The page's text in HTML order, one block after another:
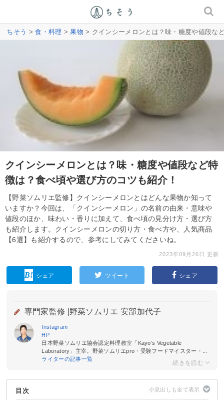
ちそう >食・料理 >果物 > クインシーメロンとは？味・糖度や値段な
クインシーメロンとは？味・糖度や値段など特
徴は？食べ頃や選び方のコツも紹介！
【野菜ソムリエ監修】クインシーメロンとはどんな果物か知って
いますか？今回は、「クインシーメロン」の名前の由来・意味や
値段のほか、味わい・香りに加えて、食べ頃の見分け方・選び方
も紹介します。クインシーメロンの切り方・食べ方や、人気商品
【6選】も紹介するので、参考にしてみてくださいね。
2023年09月26日 更新
シェア ツイート シェア
専門家監修 | 野菜ソムリエ 安部加代子
Instagram
HP
日本野菜ソムリエ協会認定料理教室「Kayo’s Vegetable
Laboratory」主宰。野菜ソムリエpro・受験フードマイスター・...
ライターの記事一覧
目次